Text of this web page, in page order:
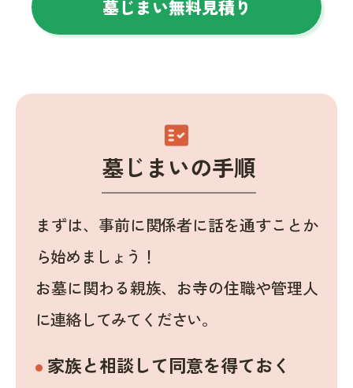
墓じまい無料見積り
fact_check
墓じまいの手順
まずは、事前に関係者に話を通すことか
ら始めましょう！
お墓に関わる親族、お寺の住職や管理人
に連絡してみてください。
家族と相談して同意を得ておく